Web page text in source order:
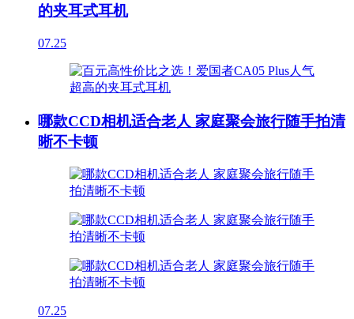
的夹耳式耳机
07.25
哪款CCD相机适合老人 家庭聚会旅行随手拍清
晰不卡顿
07.25